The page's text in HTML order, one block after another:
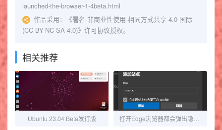
launched-the-browser-1-4beta.html
作品采用：
《署名-非商业性使用-相同方式共享 4.0 国际
(CC BY-NC-SA 4.0)》许可协议授权。
相关推荐
Ubuntu 23.04 Beta发行版